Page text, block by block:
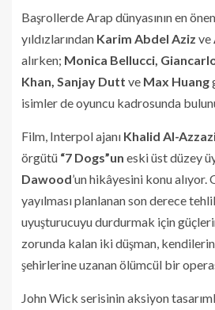
Başrollerde Arap dünyasının en
yıldızlarından Karim Abdel Aziz ve
alırken; Monica Bellucci,
Khan, Sanjay Dutt ve Max Huang
isimler de oyuncu kadrosunda
Film, Interpol ajanı Khalid Al-
örgütü “7 Dogs”un eski üst düzey
Dawood’un hikâyesini konu alıyor.
yayılması planlanan son derece
uyuşturucuyu durdurmak için
zorunda kalan iki düşman,
şehirlerine uzanan ölümcül bir
John Wick serisinin aksiyon